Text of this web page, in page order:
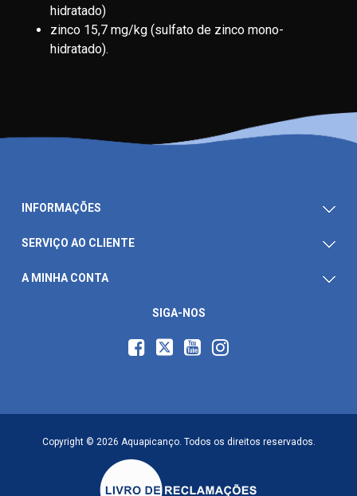
hidratado)
zinco 15,7 mg/kg (sulfato de zinco mono-
hidratado).
INFORMAÇÕES
SERVIÇO AO CLIENTE
A MINHA CONTA
SIGA-NOS
Copyright © 2026 Aquapicanço. Todos os direitos reservados.